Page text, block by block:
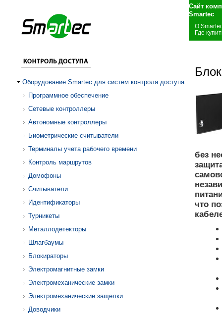
Сайт
Smartec
О
Где
Оборудование Smartec для систем контроля доступа
Программное обеспечение
Сетевые контроллеры
Автономные контроллеры
Биометрические считыватели
Терминалы учета рабочего времени
Контроль маршрутов
Домофоны
Считыватели
Идентификаторы
Турникеты
Металлодетекторы
Шлагбаумы
Блокираторы
Электромагнитные замки
Электромеханические замки
Электромеханические защелки
Доводчики
без
что